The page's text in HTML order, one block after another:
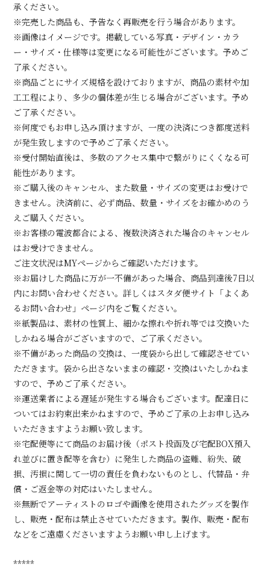
承ください。
※完売した商品も、予告なく再販売を行う場合があります。
※画像はイメージです。掲載している写真・デザイン・カラ
ー・サイズ・仕様等は変更になる可能性がございます。予めご
了承ください。
※商品ごとにサイズ規格を設けておりますが、商品の素材や加
工工程により、多少の個体差が生じる場合がございます。予め
ご了承ください。
※何度でもお申し込み頂けますが、一度の決済につき都度送料
が発生致しますので予めご了承ください。
※受付開始直後は、多数のアクセス集中で繋がりにくくなる可
能性があります。
※ご購入後のキャンセル、また数量・サイズの変更はお受けで
きません。決済前に、必ず商品、数量・サイズをお確かめのう
えご購入ください。
※お客様の電波都合による、複数決済された場合のキャンセル
はお受けできません。
ご注文状況はMYページからご確認いただけます。
※お届けした商品に万が一不備があった場合、商品到達後7日以
内にお問い合わせください。詳しくはスタダ便サイト「よくあ
るお問い合わせ」ページ内をご覧ください。
※紙製品は、素材の性質上、細かな擦れや折れ等では交換いた
しかねる場合がございますので、ご了承ください。
※不備があった商品の交換は、一度袋から出して確認させてい
ただきます。袋から出さないままの確認・交換はいたしかねま
すので、予めご了承ください。
※運送業者による遅延が発生する場合もございます。配達日に
ついてはお約束出来かねますので、予めご了承の上お申し込み
いただきますようお願い致します。
※宅配便等にて商品のお届け後（ポスト投函及び宅配BOX預入
れ並びに置き配等を含む）に発生した商品の盗難、紛失、破
損、汚損に関して一切の責任を負わないものとし、代替品・弁
償・ご返金等の対応はいたしません。
※無断でアーティストのロゴや画像を使用されたグッズを製作
し、販売・配布は禁止させていただきます。製作、販売・配布
などをご遠慮くださいますようお願い申し上げます。
*****